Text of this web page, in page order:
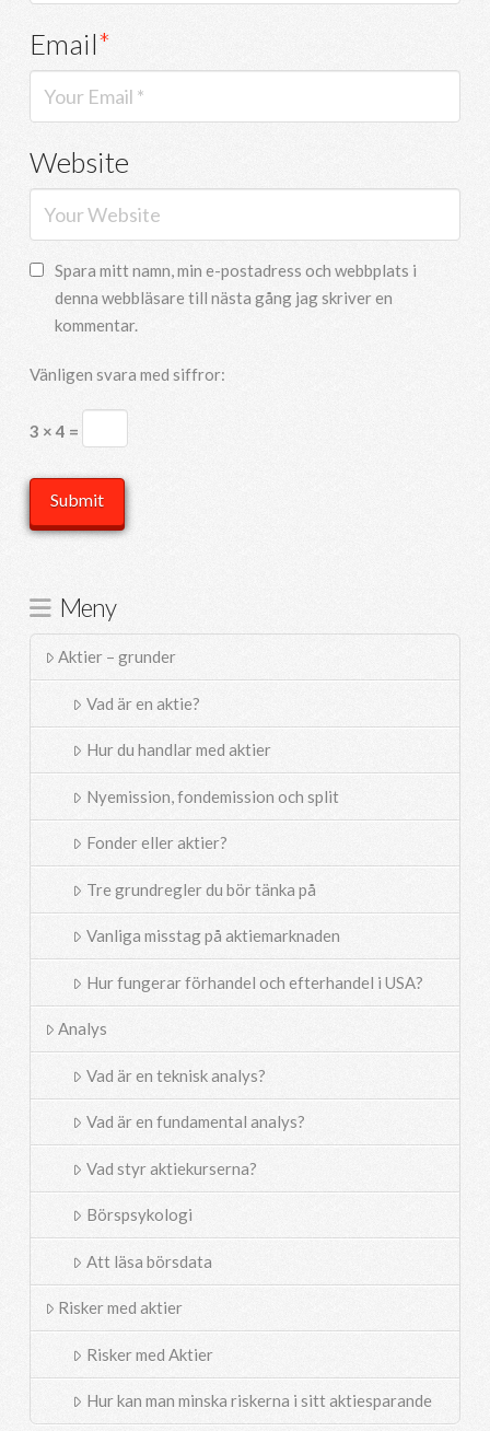
Email*
Website
Spara mitt namn, min e-postadress och webbplats i
denna webbläsare till nästa gång jag skriver en
kommentar.
Vänligen svara med siffror:
3 × 4 =
Meny
Aktier – grunder
Vad är en aktie?
Hur du handlar med aktier
Nyemission, fondemission och split
Fonder eller aktier?
Tre grundregler du bör tänka på
Vanliga misstag på aktiemarknaden
Hur fungerar förhandel och efterhandel i USA?
Analys
Vad är en teknisk analys?
Vad är en fundamental analys?
Vad styr aktiekurserna?
Börspsykologi
Att läsa börsdata
Risker med aktier
Risker med Aktier
Hur kan man minska riskerna i sitt aktiesparande